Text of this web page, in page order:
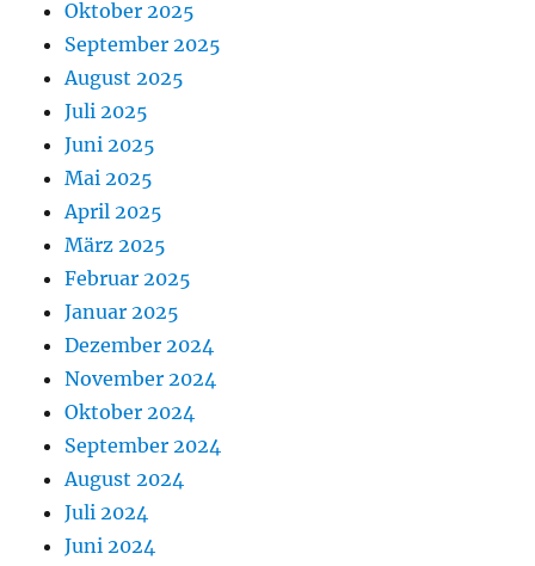
Oktober 2025
September 2025
August 2025
Juli 2025
Juni 2025
Mai 2025
April 2025
März 2025
Februar 2025
Januar 2025
Dezember 2024
November 2024
Oktober 2024
September 2024
August 2024
Juli 2024
Juni 2024